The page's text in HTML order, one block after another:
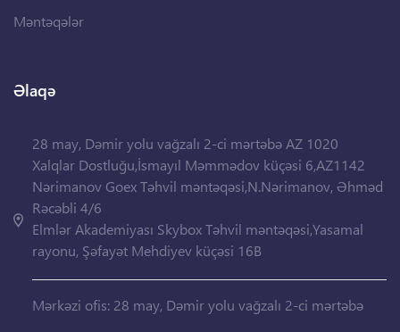
Məntəqələr
Əlaqə
28 may, Dəmir yolu vağzalı 2-ci mərtəbə AZ 1020
Xalqlar Dostluğu,İsmayıl Məmmədov küçəsi 6,AZ1142
Nərimanov Goex Təhvil məntəqəsi,N.Nərimanov, Əhməd
Rəcəbli 4/6
Elmlər Akademiyası Skybox Təhvil məntəqəsi,Yasamal
rayonu, Şəfayət Mehdiyev küçəsi 16B
Mərkəzi ofis: 28 may, Dəmir yolu vağzalı 2-ci mərtəbə